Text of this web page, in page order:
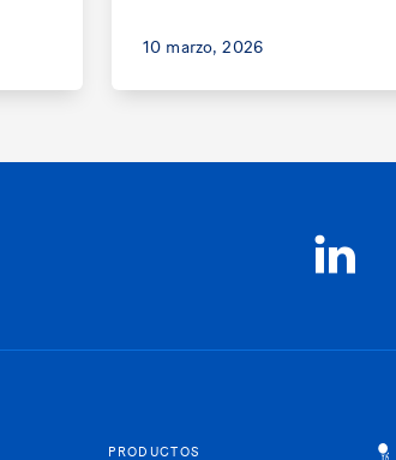
10 marzo, 2026
PRODUCTOS